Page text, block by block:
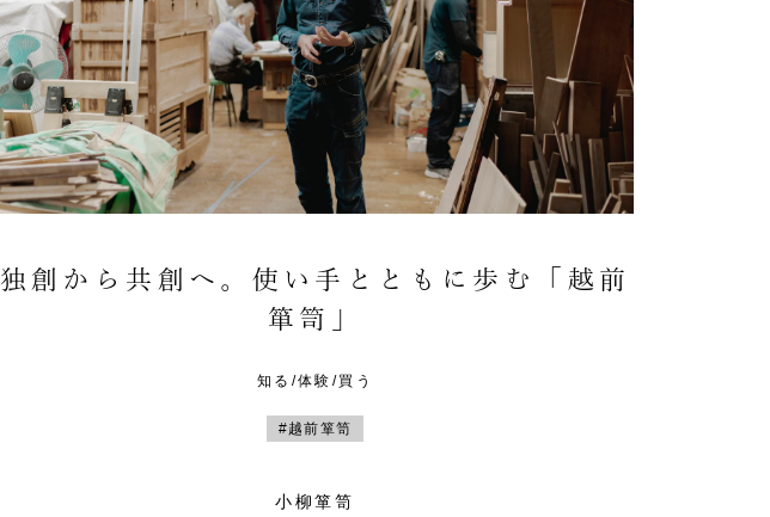
独創から共創へ。使い手とともに歩む「越前
箪笥」
知る/体験/買う
#越前箪笥
小柳箪笥